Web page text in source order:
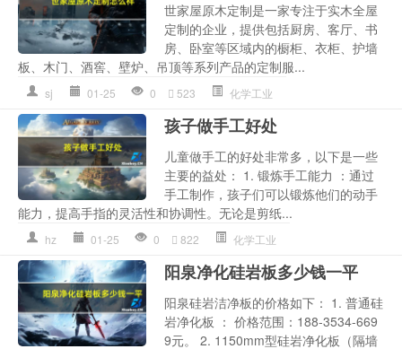
世家屋原木定制是一家专注于实木全屋
定制的企业，提供包括厨房、客厅、书
房、卧室等区域内的橱柜、衣柜、护墙
板、木门、酒窖、壁炉、吊顶等系列产品的定制服...
sj 01-25 0 523 化学工业
孩子做手工好处
儿童做手工的好处非常多，以下是一些
主要的益处： 1. 锻炼手工能力 ：通过
手工制作，孩子们可以锻炼他们的动手
能力，提高手指的灵活性和协调性。无论是剪纸...
hz 01-25 0 822 化学工业
阳泉净化硅岩板多少钱一平
阳泉硅岩洁净板的价格如下： 1. 普通硅
岩净化板 ： 价格范围：188-3534-669
9元。 2. 1150mm型硅岩净化板（隔墙